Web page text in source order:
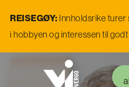
REISEGØY: Innholdsrike
i hobbyen og interessen til